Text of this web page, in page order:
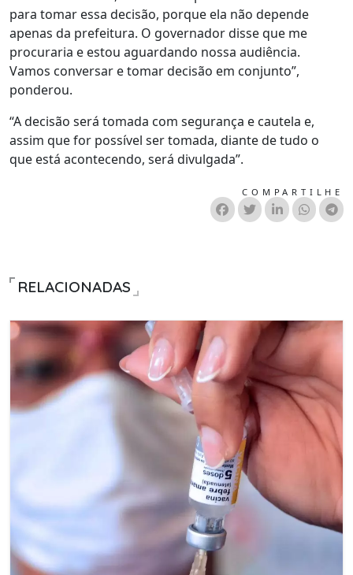
para tomar essa decisão, porque ela não depende
apenas da prefeitura. O governador disse que me
procuraria e estou aguardando nossa audiência.
Vamos conversar e tomar decisão em conjunto”,
ponderou.
“A decisão será tomada com segurança e cautela e,
assim que for possível ser tomada, diante de tudo o
que está acontecendo, será divulgada”.
COMPARTILHE
RELACIONADAS